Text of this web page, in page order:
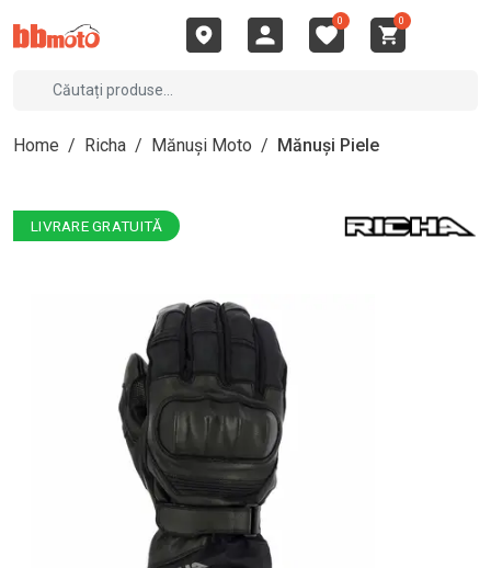
0 0
Home / Richa / Mănuși Moto / Mănuși Piele
LIVRARE GRATUITĂ